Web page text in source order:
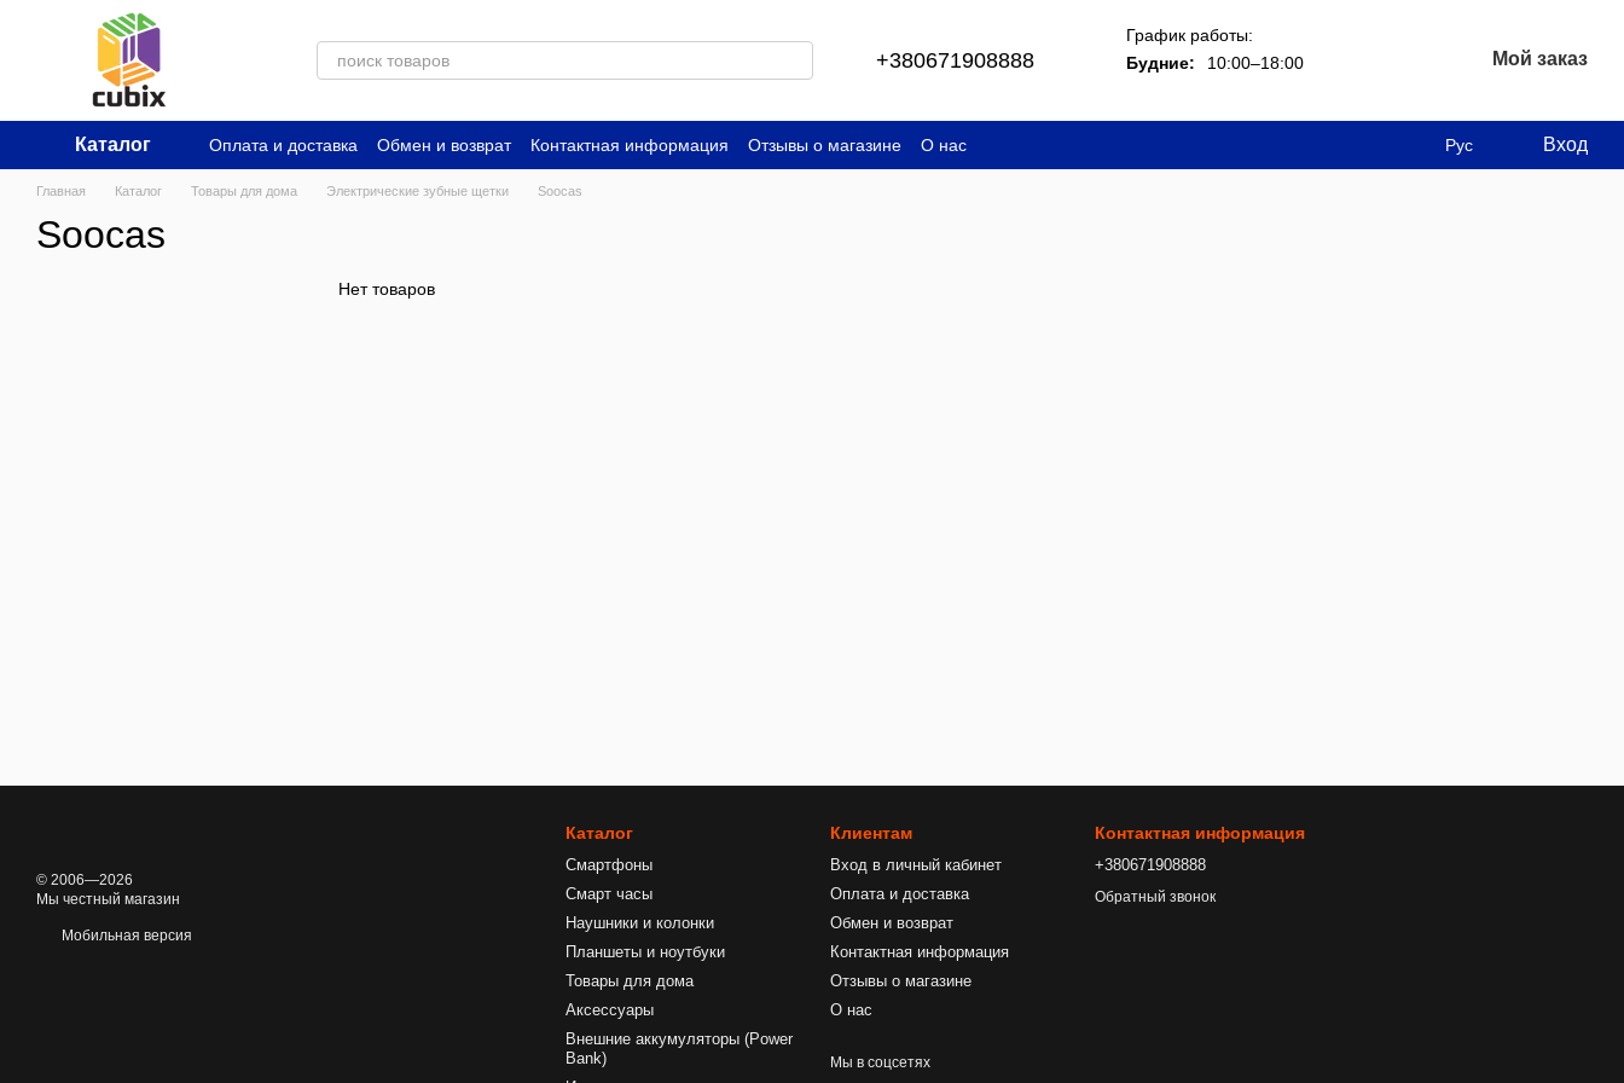
Перейти к основному контенту
+380671908888
График работы:
Будние:
10:00–18:00 Мой заказ
Каталог Оплата и доставка Обмен и возврат Контактная информация Отзывы о магазине О нас Рус Вход
Главная Каталог Товары для дома Электрические зубные щетки Soocas
Soocas
Нет товаров
© 2006—2026
Мы честный магазин
Мобильная версия
Каталог
Смартфоны
Смарт часы
Наушники и колонки
Планшеты и ноутбуки
Товары для дома
Аксессуары
Внешние аккумуляторы (Power
Bank)
Клиентам
Вход в личный кабинет
Оплата и доставка
Обмен и возврат
Контактная информация
Отзывы о магазине
О нас
Мы в соцсетях
Контактная информация
+380671908888
Обратный звонок